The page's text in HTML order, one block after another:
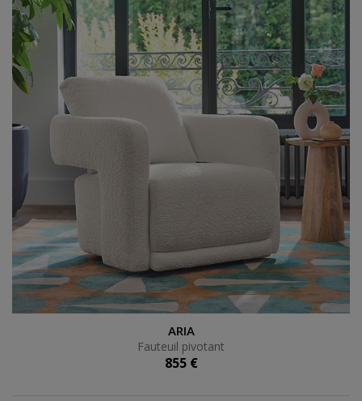
ARIA
Fauteuil pivotant
855 €